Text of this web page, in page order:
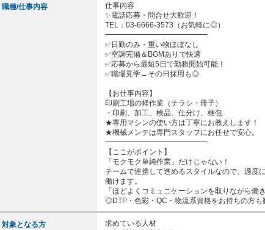
職種/仕事内容
仕事内容
✨電話応募・問合せ大歓迎！
TEL：03-6666-3573（お気軽に◎）
━━━━━━━━━━━━━━
✅日勤のみ・重い物ほぼなし
✅空調完備＆BGMありで快適
✅応募から最短5日で勤務開始可能！
✅職場見学→その日採用も◎
【お仕事内容】
印刷工場の軽作業（チラシ・冊子）
・印刷、加工、検品、仕分け、梱包
★専用マシンの使い方は丁寧にお教えします！
★機械メンテは専門スタッフにお任せで安心。
━━━━━━━━━━━━━━
【ここがポイント】
「モクモク単純作業」だけじゃない！
チームで連携して進めるスタイルなので、適度
働けます。
「ほどよくコミュニケーションを取りながら働
◎DTP・色彩・QC・物流系資格をお持ちの方も
対象となる方
求めている人材